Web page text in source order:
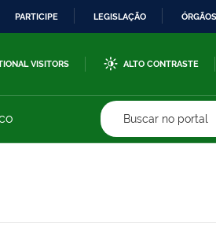
PARTICIPE LEGISLAÇÃO
VISITORS ALTO CONTRASTE
Buscar no portal